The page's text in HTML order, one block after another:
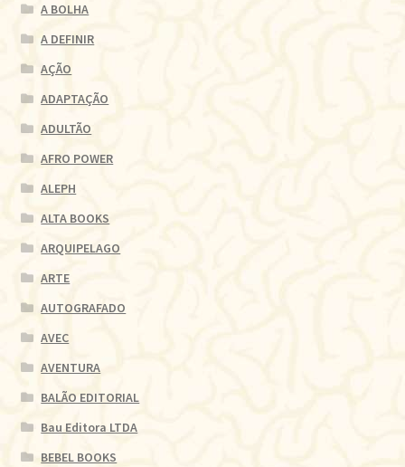
A BOLHA
A DEFINIR
AÇÃO
ADAPTAÇÃO
ADULTÃO
AFRO POWER
ALEPH
ALTA BOOKS
ARQUIPELAGO
ARTE
AUTOGRAFADO
AVEC
AVENTURA
BALÃO EDITORIAL
Bau Editora LTDA
BEBEL BOOKS